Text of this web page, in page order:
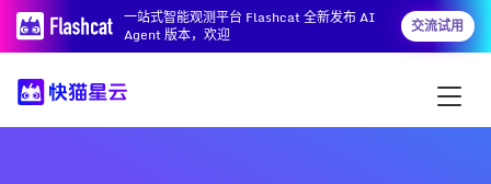
一站式智能观测平台 Flashcat 全新发布 AI
Agent 版本，欢迎
交流试用